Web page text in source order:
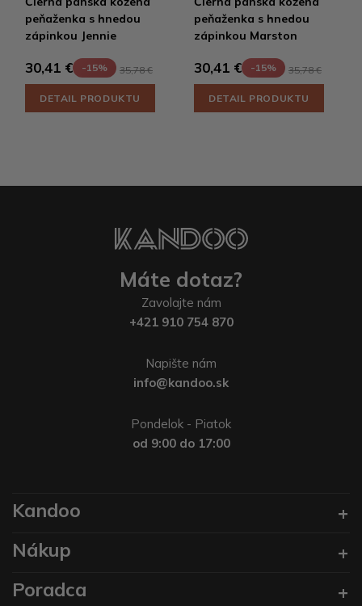
peňaženka s hnedou
zápinkou Jennie
30,41 € -15% 35,78 €
DETAIL PRODUKTU
peňaženka s hnedou
zápinkou Marston
30,41 € -15% 35,78 €
DETAIL PRODUKTU
Máte dotaz?
Zavolajte nám
+421 910 754 870
Napište nám
info@kandoo.sk
Pondelok - Piatok
od 9:00 do 17:00
Kandoo
Nákup
Poradca